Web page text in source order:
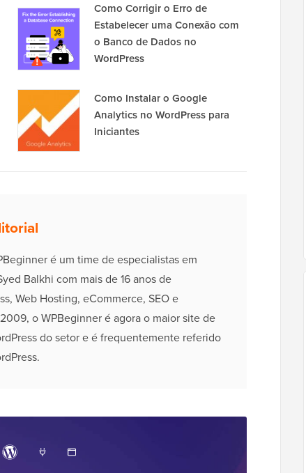
Como Corrigir o Erro de
Estabelecer uma Conexão com
o Banco de Dados no
WordPress
Como Instalar o Google
Analytics no WordPress para
Iniciantes
é um time de especialistas em
Balkhi com mais de 16 anos de
Web Hosting, eCommerce, SEO e
o WPBeginner é agora o maior site de
do setor e é frequentemente referido